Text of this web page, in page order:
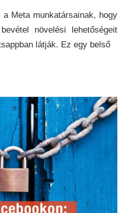
Meta munkatársainak, hogy
növelési lehetőségeit
látják. Ez egy belső